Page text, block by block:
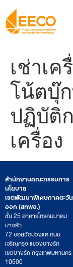
เช่าเ
โน้ตบุ๊
ปฏิบัติ
เครื่อง
สำนักงานคณะกรรมการ
นโยบาย
เขตพัฒนาพิเศษภาคตะวัน
ออก (สกพอ.)
ชั้น 25 อาคารโทรคมนาคม
บางรัก
72 ซอยวัดม่วงแค ถนน
เจริญกรุง แขวงบางรัก
เขตบางรัก กรุงเทพมหานคร
10500